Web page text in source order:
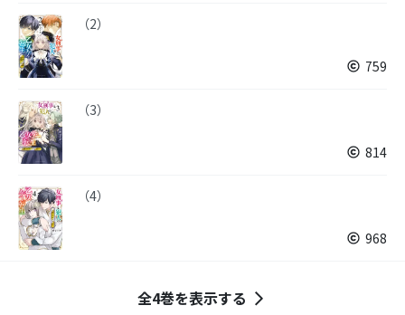
（2）
759
（3）
814
（4）
968
全4巻を表示する